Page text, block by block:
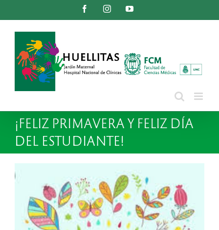
FacebookInstagramYouTube
¡FELIZ PRIMAVERA Y FELIZ DÍA
DEL ESTUDIANTE!